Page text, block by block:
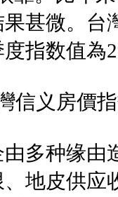
甚微。台
指数值為
信义房價
由多种缘由
地皮供应